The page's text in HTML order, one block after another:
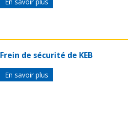
Frein de sécurité de KEB
En savoir plus